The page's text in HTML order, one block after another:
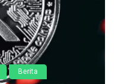
Berita